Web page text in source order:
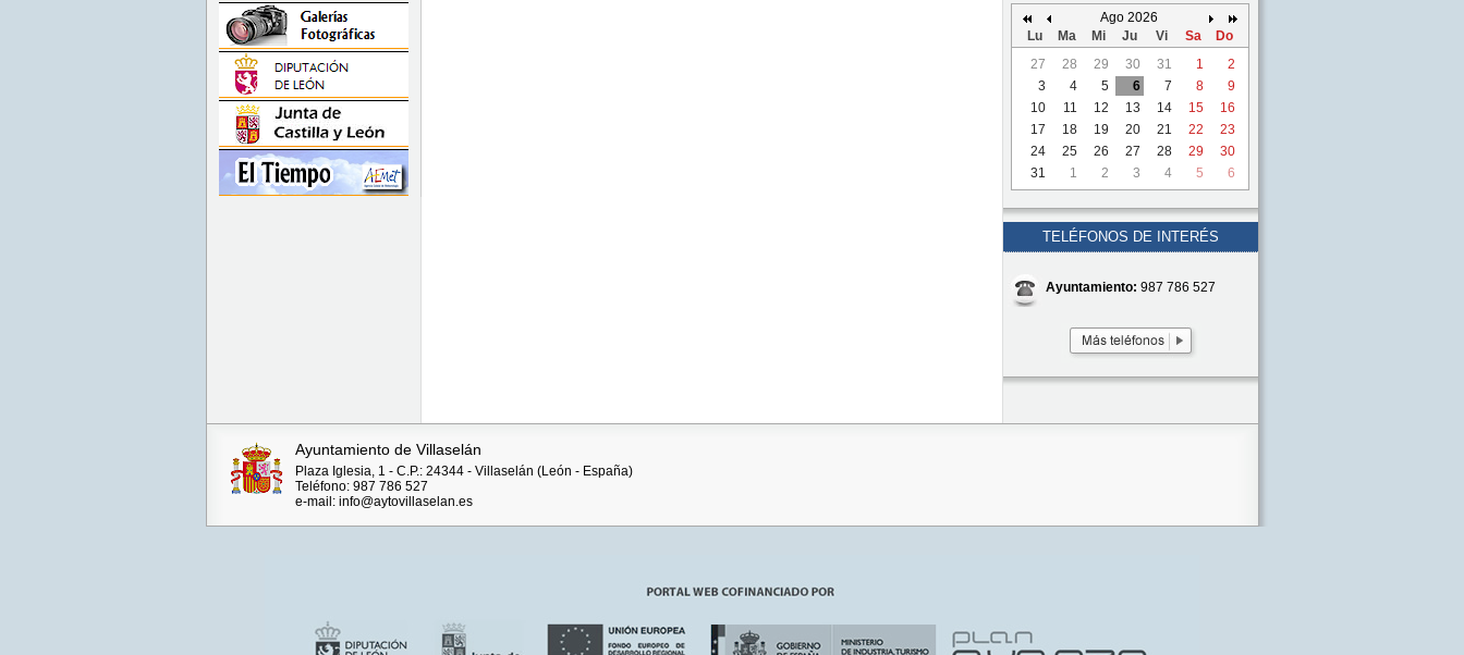
Ago 2026
Lu
Ma Mi Ju Vi Sa
Do
27
28 29 30 31 1
2
3
4 5 6 7 8
9
10
11 12 13 14 15
16
17
18 19 20 21 22
23
24
25 26 27 28 29
30
31
1 2 3 4 5 6
TELÉFONOS DE INTERÉS
Ayuntamiento: 987 786 527
Ayuntamiento de Villaselán
Plaza Iglesia, 1 - C.P.: 24344 - Villaselán (León - España)
Teléfono: 987 786 527
e-mail: info@aytovillaselan.es